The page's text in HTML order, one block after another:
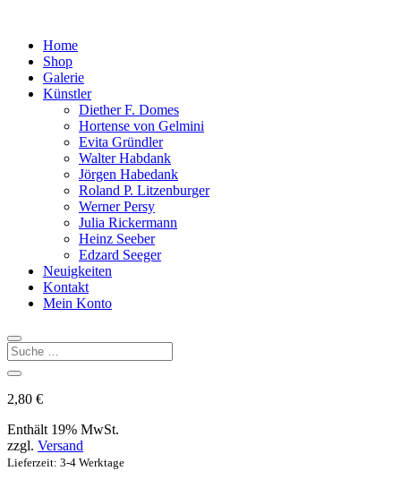
Home
Shop
Galerie
Künstler
Diether F. Domes
Hortense von Gelmini
Evita Gründler
Walter Habdank
Jörgen Habedank
Roland P. Litzenburger
Werner Persy
Julia Rickermann
Heinz Seeber
Edzard Seeger
Neuigkeiten
Kontakt
Mein Konto
2,80 €
Enthält 19% MwSt.
zzgl. Versand
Lieferzeit: 3-4 Werktage